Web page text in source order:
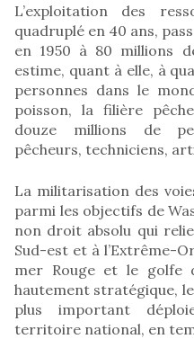
L’exploitation des
quadruplé en 40 ans,
en 1950 à 80 millions
estime, quant à elle, à
personnes dans le
poisson, la filière
douze millions de
pêcheurs, techniciens,
La militarisation des
parmi les objectifs de
non droit absolu qui
Sud-est et à l’Extrême-
mer Rouge et le golfe
hautement stratégique,
plus important
territoire national, en